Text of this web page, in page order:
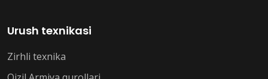
Urush texnikasi
Zirhli texnika